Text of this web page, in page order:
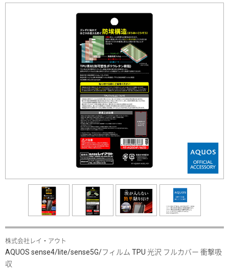
株式会社レイ・アウト
AQUOS sense4/lite/sense5G/フィルム TPU 光沢 フルカバー 衝撃吸
収